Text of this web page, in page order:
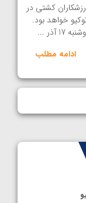
کشتی در
2024 پاریس کاملا مشابه المپیک 2020 توکیو خواهد بود.
ادامه مطلب